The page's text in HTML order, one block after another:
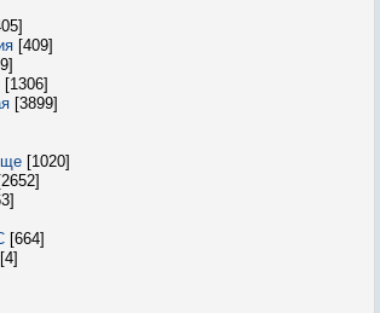
[409]
[1306]
[3899]
[1020]
[2652]
[664]
[4]